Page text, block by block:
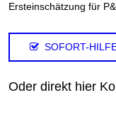
Ersteinschätzung für
SOFORT-
Oder direkt hier